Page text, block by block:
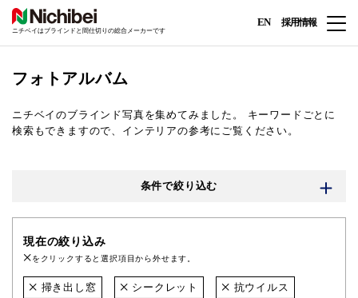
ニチベイはブラインドと間仕切りの総合メーカーです
EN 採用情報
フォトアルバム
ニチベイのブラインド写真を集めてみました。
キーワードごとに
検索もできますので、インテリアの参考にご覧ください。
条件で絞り込む
現在の絞り込み
をクリックすると選択項目から外せます。
掃き出し窓 シークレット 抗ウイルス